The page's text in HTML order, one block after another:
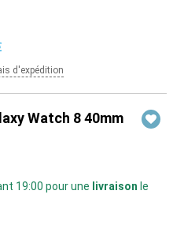
d'expédition
Watch 8 40mm
19:00 pour une livraison le